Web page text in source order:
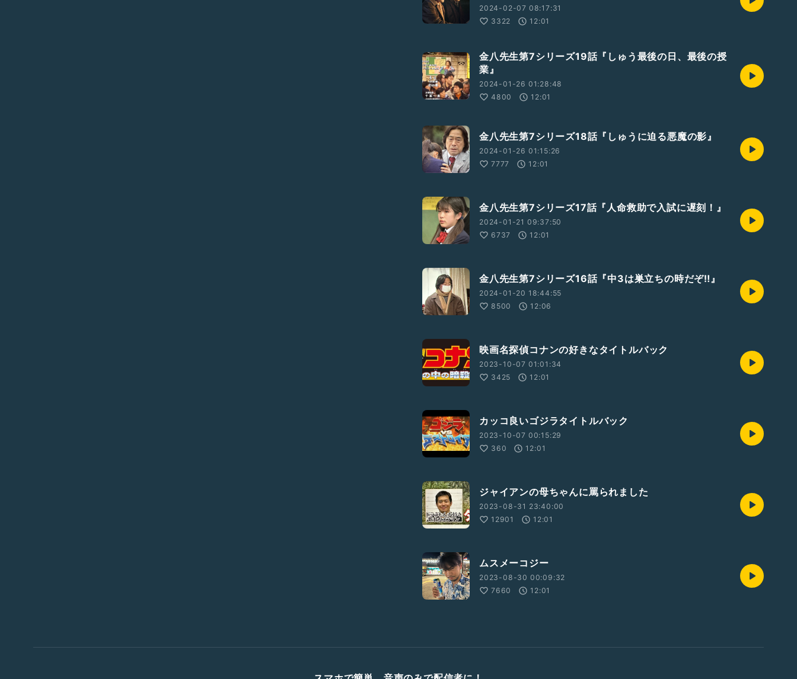
2024-02-07 08:17:31
3322
12:01
金八先生第7シリーズ19話『しゅう最後の日、最後の授
業』
2024-01-26 01:28:48
4800
12:01
金八先生第7シリーズ18話『しゅうに迫る悪魔の影』
2024-01-26 01:15:26
7777
12:01
金八先生第7シリーズ17話『人命救助で入試に遅刻！』
2024-01-21 09:37:50
6737
12:01
金八先生第7シリーズ16話『中3は巣立ちの時だぞ‼︎』
2024-01-20 18:44:55
8500
12:06
映画名探偵コナンの好きなタイトルバック
2023-10-07 01:01:34
3425
12:01
カッコ良いゴジラタイトルバック
2023-10-07 00:15:29
360
12:01
ジャイアンの母ちゃんに罵られました
2023-08-31 23:40:00
12901
12:01
ムスメーコジー
2023-08-30 00:09:32
7660
12:01